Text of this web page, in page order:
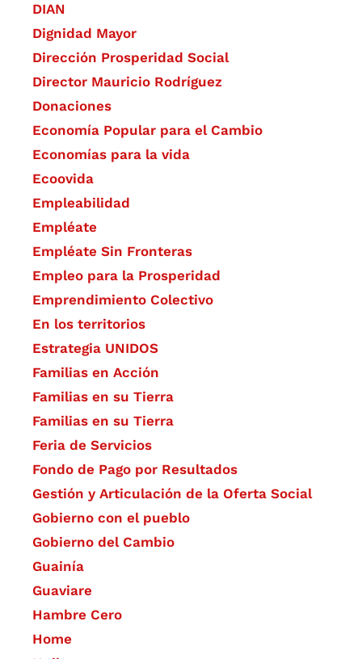
DIAN
Dignidad Mayor
Dirección Prosperidad Social
Director Mauricio Rodríguez
Donaciones
Economía Popular para el Cambio
Economías para la vida
Ecoovida
Empleabilidad
Empléate
Empléate Sin Fronteras
Empleo para la Prosperidad
Emprendimiento Colectivo
En los territorios
Estrategia UNIDOS
Familias en Acción
Familias en su Tierra
Familias en su Tierra
Feria de Servicios
Fondo de Pago por Resultados
Gestión y Articulación de la Oferta Social
Gobierno con el pueblo
Gobierno del Cambio
Guainía
Guaviare
Hambre Cero
Home